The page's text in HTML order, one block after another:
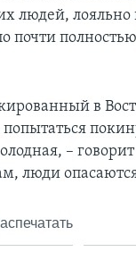
людей,
почти
в
–
люди